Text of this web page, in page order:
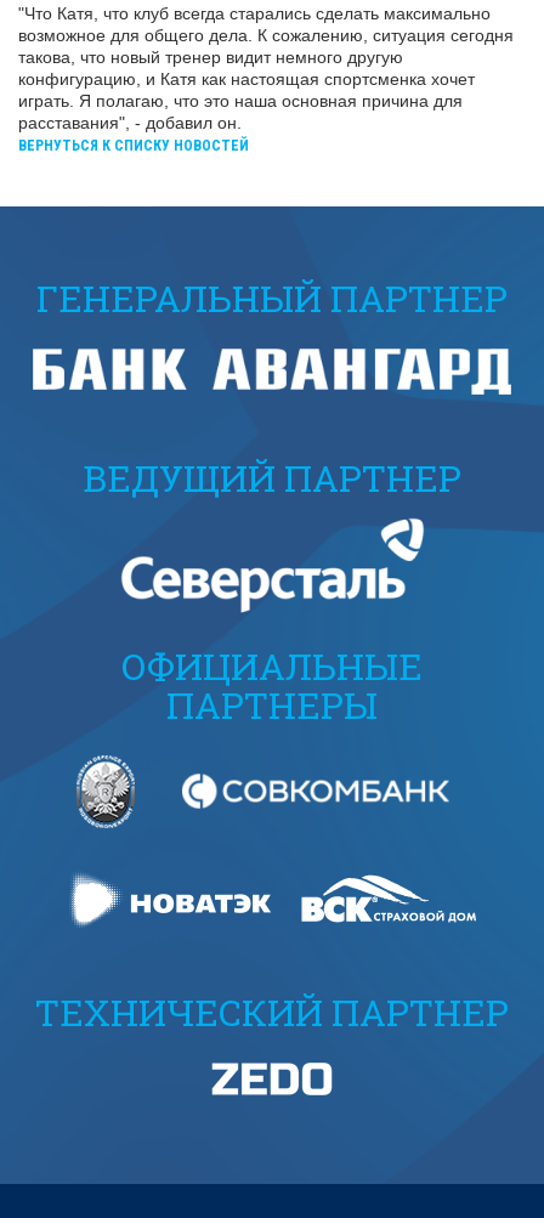
"Что Катя, что клуб всегда старались сделать максимально
возможное для общего дела. К сожалению, ситуация сегодня
такова, что новый тренер видит немного другую
конфигурацию, и Катя как настоящая спортсменка хочет
играть. Я полагаю, что это наша основная причина для
расставания", - добавил он.
ВЕРНУТЬСЯ К СПИСКУ НОВОСТЕЙ
ГЕНЕРАЛЬНЫЙ ПАРТНЕР
ВЕДУЩИЙ ПАРТНЕР
ОФИЦИАЛЬНЫЕ
ПАРТНЕРЫ
ТЕХНИЧЕСКИЙ ПАРТНЕР